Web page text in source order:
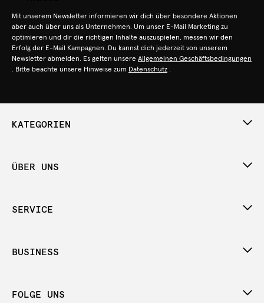
Mit unserem Newsletter informieren wir dich über besondere Aktionen
aber auch über uns als Unternehmen. Um unser E-Mail Marketing zu
optimieren und dir die richtigen Inhalte auszuspielen, messen wir den
Erfolg der E-Mail Kampagnen. Du kannst dich jederzeit von unserem
Newsletter abmelden. Es gelten unsere Allgemeinen Geschäftsbedingungen
. Bitte beachte unsere Hinweise zum Datenschutz .
KATEGORIEN
ÜBER UNS
SERVICE
BUSINESS
FOLGE UNS